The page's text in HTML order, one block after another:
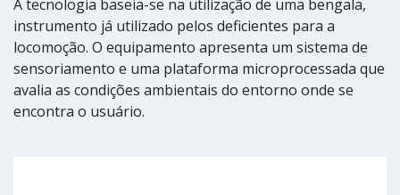
A tecnologia baseia-se na utilização de uma bengala,
instrumento já utilizado pelos deficientes para a
locomoção. O equipamento apresenta um sistema de
sensoriamento e uma plataforma microprocessada que
avalia as condições ambientais do entorno onde se
encontra o usuário.